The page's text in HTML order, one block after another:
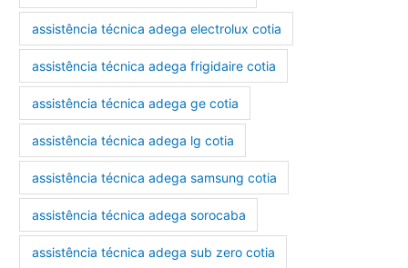
assistência técnica adega electrolux cotia
assistência técnica adega frigidaire cotia
assistência técnica adega ge cotia
assistência técnica adega lg cotia
assistência técnica adega samsung cotia
assistência técnica adega sorocaba
assistência técnica adega sub zero cotia